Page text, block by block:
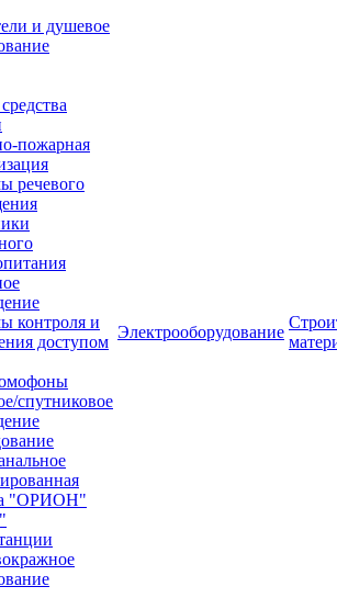
и душевое
пожарная
речевого
контроля и
доступом
спутниковое
"ОРИОН"
Электрооборудование